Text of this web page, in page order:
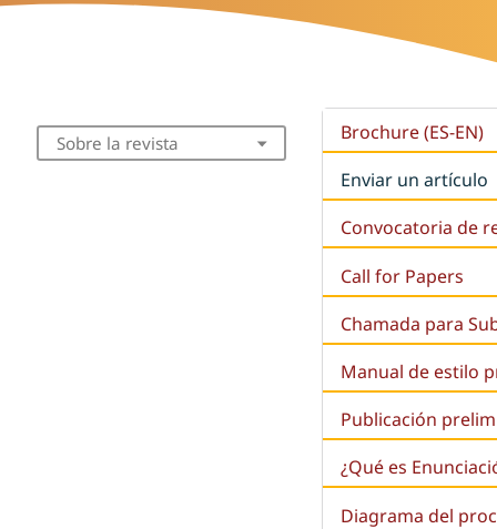
Sobre la revista
Brochure (ES-EN)
Enviar un artículo
Convocatoria de
Call for Papers
Chamada para
Manual de estilo
Publicación
¿Qué es
Diagrama del